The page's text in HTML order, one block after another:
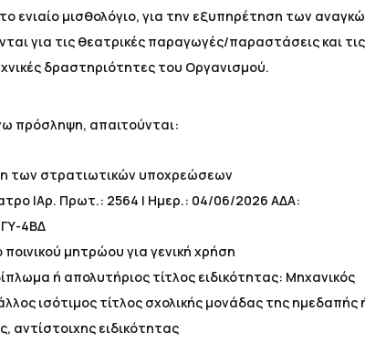
ενιαίο μισθολόγιο, για την εξυπηρέτηση των
για τις θεατρικές παραγωγές/παραστάσεις και
δραστηριότητες του Οργανισμού.
πρόσληψη, απαιτούνται:
των στρατιωτικών υποχρεώσεων
|Αρ. Πρωτ.: 2564 | Ημερ.: 04/06/2026 ΑΔΑ:
4ΒΔ
μητρώου για γενική χρήση
ή απολυτήριος τίτλος ειδικότητας: Μηχανικός
ισότιμος τίτλος σχολικής μονάδας της ημεδαπής
αντίστοιχης ειδικότητας